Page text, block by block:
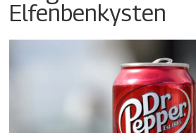
Elfenbenkysten